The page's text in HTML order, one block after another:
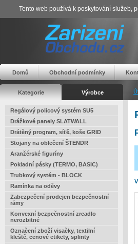
Domů Obchodní podmínky
Kategorie Výrobce
Regálový policový systém SU5
Drážkové panely SLATWALL
Drátěný program, síťě, koše GRID
Stojany na oblečení ŠTENDR
Aranžérské figuríny
Pokladní pásky (TERMO, BASIC)
Trubkový systém - BLOCK
Ramínka na oděvy
Zabezpečení prodejen bezpečnostní
rámy
Konvexní bezpečnostní zrcadlo
nerozbitné
Označení zboží visačky, textilní
kleště, cenové etikety, splinty
Tento web používá k poskytování služeb,